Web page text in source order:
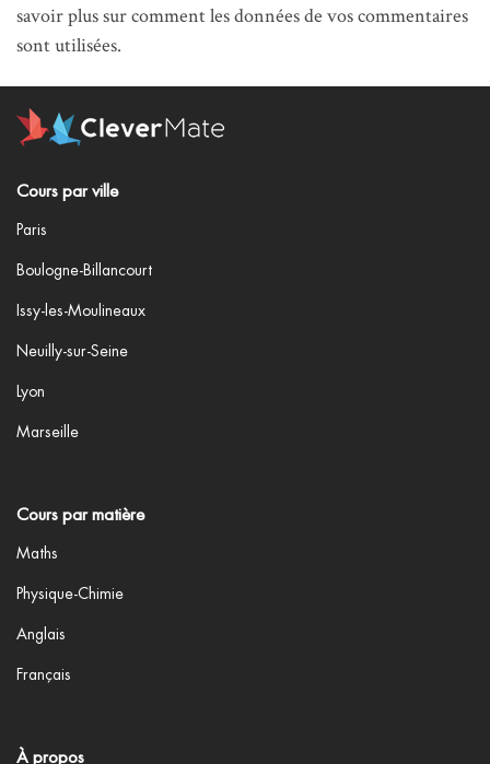
savoir plus sur comment les données de vos commentaires
sont utilisées.
Cours par ville
Paris
Boulogne-Billancourt
Issy-les-Moulineaux
Neuilly-sur-Seine
Lyon
Marseille
Cours par matière
Maths
Physique-Chimie
Anglais
Français
À propos